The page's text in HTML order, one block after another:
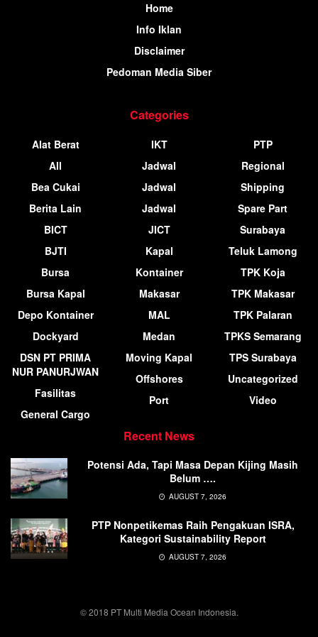
Home
Info Iklan
Disclaimer
Pedoman Media Siber
Categories
Alat Berat
All
Bea Cukai
Berita Lain
BICT
BJTI
Bursa
Bursa Kapal
Depo Kontainer
Dockyard
DSN PT PRIMA
NUR PANURJWAN
Fasilitas
General Cargo
IKT
Jadwal
Jadwal
Jadwal
JICT
Kapal
Kontainer
Makasar
MAL
Medan
Moving Kapal
Offshores
Port
PTP
Regional
Shipping
Spare Part
Surabaya
Teluk Lamong
TPK Koja
TPK Makasar
TPK Palaran
TPKS Semarang
TPS Surabaya
Uncategorized
Video
Recent News
Potensi Ada, Tapi Masa Depan Kijing Masih
Belum ….
AUGUST 7, 2026
PTP Nonpetikemas Raih Pengakuan ISRA,
Kategori Sustainability Report
AUGUST 7, 2026
© 2018 PT Multi Media Ocean Indonesia.